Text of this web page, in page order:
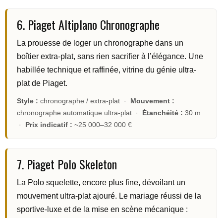
6. Piaget Altiplano Chronographe
La prouesse de loger un chronographe dans un
boîtier extra-plat, sans rien sacrifier à l’élégance. Une
habillée technique et raffinée, vitrine du génie ultra-
plat de Piaget.
Style : chronographe / extra-plat · Mouvement :
chronographe automatique ultra-plat · Étanchéité : 30 m
· Prix indicatif : ~25 000–32 000 €
7. Piaget Polo Skeleton
La Polo squelette, encore plus fine, dévoilant un
mouvement ultra-plat ajouré. Le mariage réussi de la
sportive-luxe et de la mise en scène mécanique :